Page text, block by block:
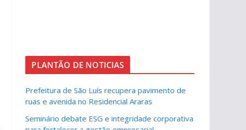
PLANTÃO DE NOTICIAS
Prefeitura de São Luís recupera pavimento de
ruas e avenida no Residencial Araras
Seminário debate ESG e integridade corporativa